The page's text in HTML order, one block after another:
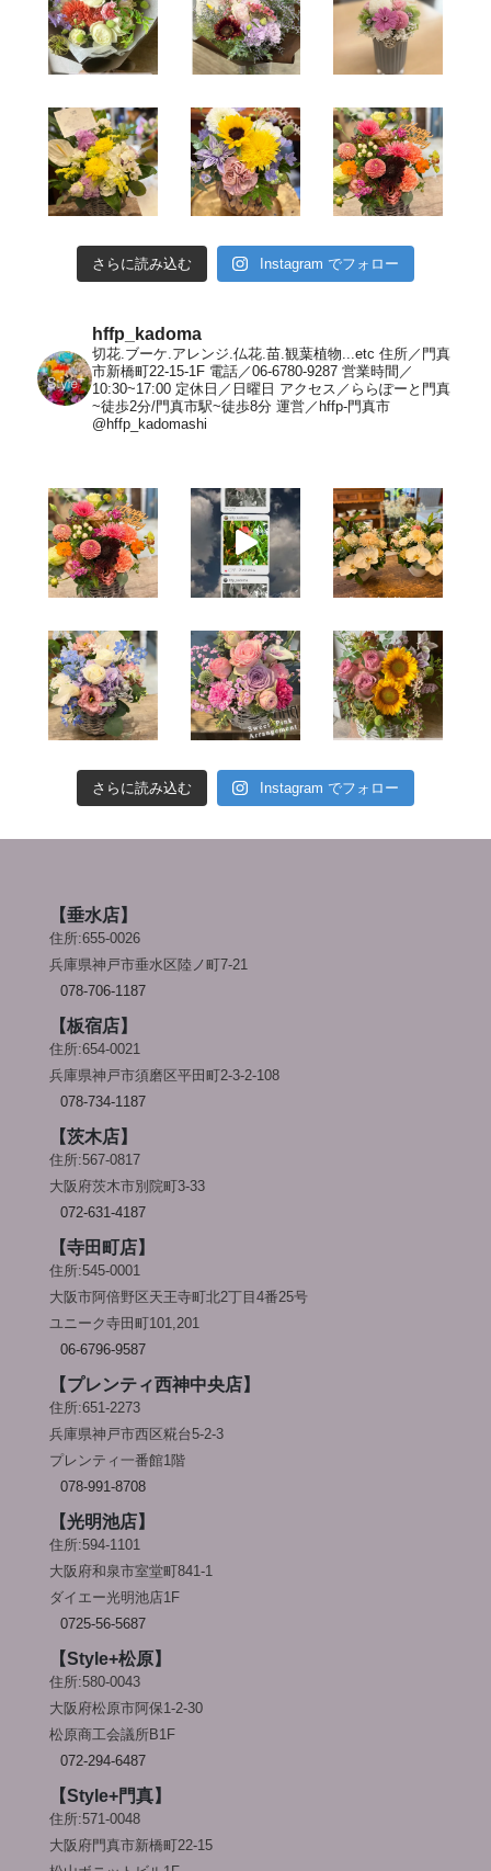
さらに読み込む Instagram でフォロー
hffp_kadoma
切花.ブーケ.アレンジ.仏花.苗.観葉植物...etc 住所／門真
市新橋町22-15-1F 電話／06-6780-9287 営業時間／
10:30~17:00 定休日／日曜日 アクセス／ららぽーと門真
~徒歩2分/門真市駅~徒歩8分 運営／hffp-門真市
@hffp_kadomashi
さらに読み込む Instagram でフォロー
【垂水店】
住所:655-0026
兵庫県神戸市垂水区陸ノ町7-21
078-706-1187
【板宿店】
住所:654-0021
兵庫県神戸市須磨区平田町2-3-2-108
078-734-1187
【茨木店】
住所:567-0817
大阪府茨木市別院町3-33
072-631-4187
【寺田町店】
住所:545-0001
大阪市阿倍野区天王寺町北2丁目4番25号
ユニーク寺田町101,201
06-6796-9587
【プレンティ西神中央店】
住所:651-2273
兵庫県神戸市西区糀台5-2-3
プレンティ一番館1階
078-991-8708
【光明池店】
住所:594-1101
大阪府和泉市室堂町841-1
ダイエー光明池店1F
0725-56-5687
【Style+松原】
住所:580-0043
大阪府松原市阿保1-2-30
松原商工会議所B1F
072-294-6487
【Style+門真】
住所:571-0048
大阪府門真市新橋町22-15